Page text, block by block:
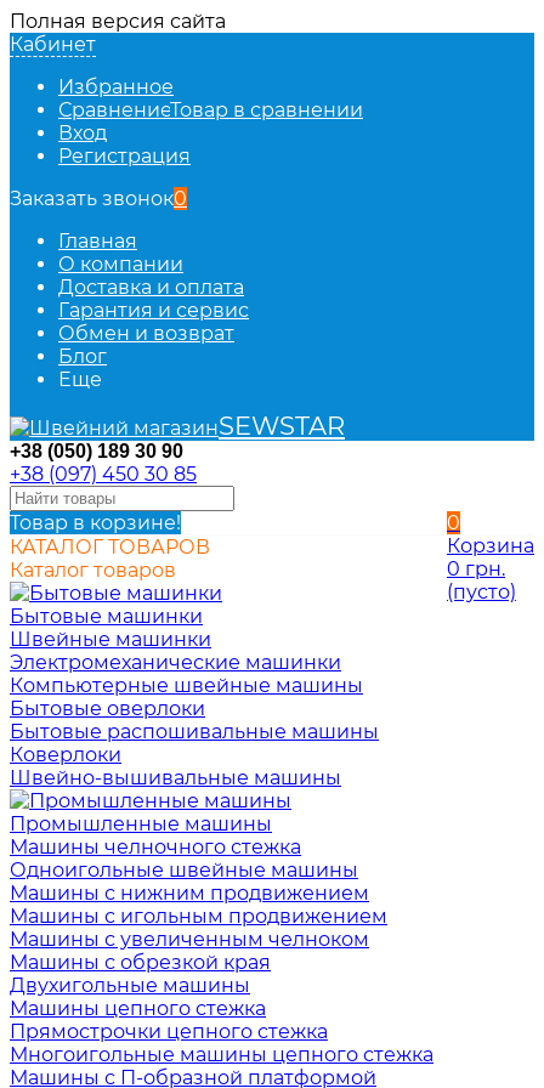
Полная версия сайта
Кабинет
Избранное
СравнениеТовар в сравнении
Вход
Регистрация
Заказать звонок0
Главная
О компании
Доставка и оплата
Гарантия и сервис
Обмен и возврат
Блог
Еще
SEWSTAR
+38 (050) 189 30 90
+38 (097) 450 30 85
0
Корзина
0 грн.
(пусто)
Товар в корзине!
КАТАЛОГ ТОВАРОВ
Каталог товаров
Бытовые машинки
Швейные машинки
Электромеханические машинки
Компьютерные швейные машины
Бытовые оверлоки
Бытовые распошивальные машины
Коверлоки
Швейно-вышивальные машины
Промышленные машины
Машины челночного стежка
Одноигольные швейные машины
Машины с нижним продвижением
Машины с игольным продвижением
Машины с увеличенным челноком
Машины с обрезкой края
Двухигольные машины
Машины цепного стежка
Прямострочки цепного стежка
Многоигольные машины цепного стежка
Машины с П-образной платформой